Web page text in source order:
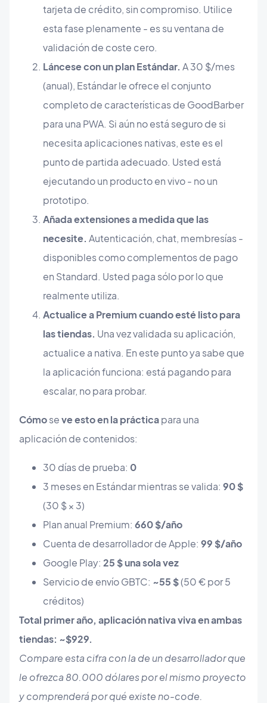
tarjeta de crédito, sin compromiso. Utilice
esta fase plenamente - es su ventana de
validación de coste cero.
Láncese con un plan Estándar. A 30 $/mes
(anual), Estándar le ofrece el conjunto
completo de características de GoodBarber
para una PWA. Si aún no está seguro de si
necesita aplicaciones nativas, este es el
punto de partida adecuado. Usted está
ejecutando un producto en vivo - no un
prototipo.
Añada extensiones a medida que las
necesite. Autenticación, chat, membresías -
disponibles como complementos de pago
en Standard. Usted paga sólo por lo que
realmente utiliza.
Actualice a Premium cuando esté listo para
las tiendas. Una vez validada su aplicación,
actualice a nativa. En este punto ya sabe que
la aplicación funciona: está pagando para
escalar, no para probar.
Cómoseve esto en la prácticapara una
aplicación de contenidos:
30 días de prueba: 0
3 meses en Estándar mientras se valida: 90 $
(30 $ × 3)
Plan anual Premium: 660 $/año
Cuenta de desarrollador de Apple: 99 $/año
Google Play: 25 $ una sola vez
Servicio de envío GBTC: ~55 $(50 € por 5
créditos)
Total primer año, aplicación nativa viva en ambas
tiendas: ~$929.
Compare esta cifra con la de un desarrollador que
le ofrezca 80.000 dólares por el mismo proyecto
y comprenderá por qué existe no-code.